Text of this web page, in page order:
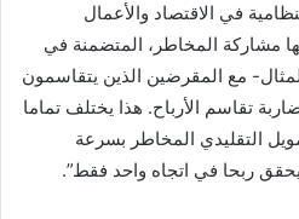
في الاقتصاد والأعمال
مشاركة المخاطر، المتضمنة في
مع المقرضين الذين يتقاسمون
تقاسم الأرباح. هذا يختلف تماما
التقليدي المخاطر بسرعة
ربحا في اتجاه واحد فقط”.